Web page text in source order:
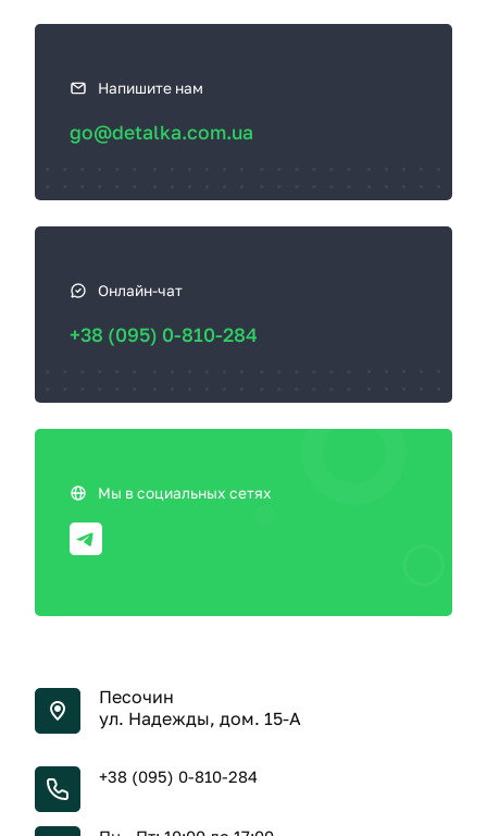
а
Напишите нам
go@detalka.com.ua
Онлайн-чат
+38 (095) 0-810-284
Мы в социальных сетях
Песочин
ул. Надежды, дом. 15-А
+38 (095) 0-810-284